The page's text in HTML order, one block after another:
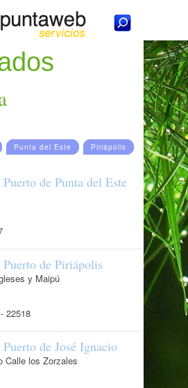
Punta del Este Piriápolis
de Punta del Este
de Piriápolis
y Maipú
22518
de José Ignacio
Calle los Zorzales